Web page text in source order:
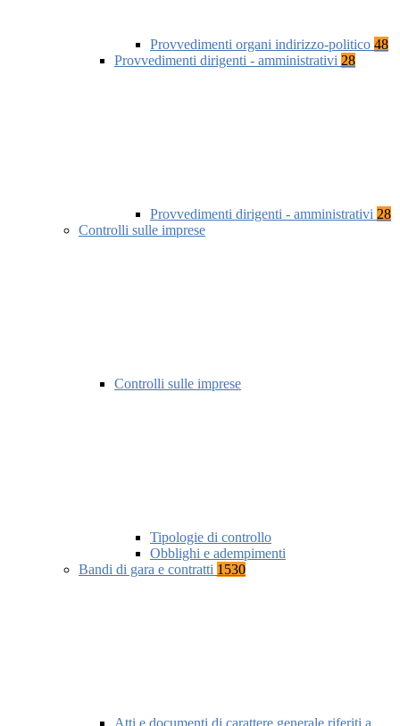
Provvedimenti organi indirizzo-politico 48
Provvedimenti dirigenti - amministrativi 28
Provvedimenti dirigenti - amministrativi 28
Controlli sulle imprese
Controlli sulle imprese
Tipologie di controllo
Obblighi e adempimenti
Bandi di gara e contratti 1530